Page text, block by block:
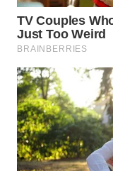
WN
SOLO
WN
BOROBUDUR
WN
MADURA